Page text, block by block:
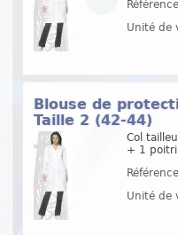
Unité de
Blouse de
Taille 2 (42-44)
Col
+ 1
Unité de